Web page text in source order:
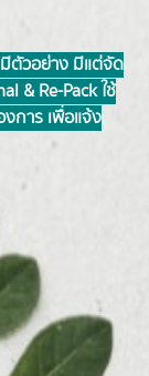
ตัวอย่าง มีแต่จัด
& Re-Pack ใช้
การ เพื่อแจ้ง